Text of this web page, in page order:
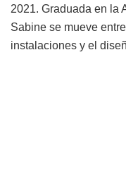
2021. Graduada en la
Sabine se mueve
instalaciones y el